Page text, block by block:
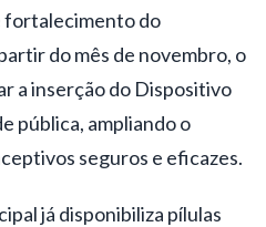
fortalecimento do
do mês de novembro, o
a inserção do Dispositivo
pública, ampliando o
seguros e eficazes.
já disponibiliza pílulas